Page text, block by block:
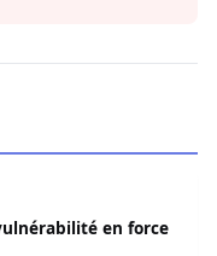
en force